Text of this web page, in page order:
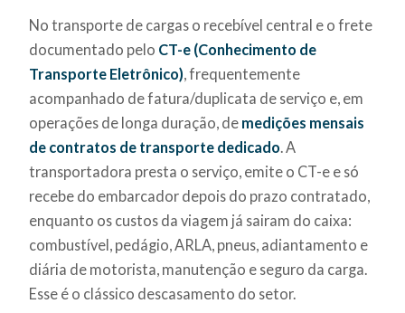
No transporte de cargas o recebível central e o frete
documentado pelo CT-e (Conhecimento de
Transporte Eletrônico) , frequentemente
acompanhado de fatura/duplicata de serviço e, em
operações de longa duração, de medições mensais
de contratos de transporte dedicado . A
transportadora presta o serviço, emite o CT-e e só
recebe do embarcador depois do prazo contratado,
enquanto os custos da viagem já sairam do caixa:
combustível, pedágio, ARLA, pneus, adiantamento e
diária de motorista, manutenção e seguro da carga.
Esse é o clássico descasamento do setor.